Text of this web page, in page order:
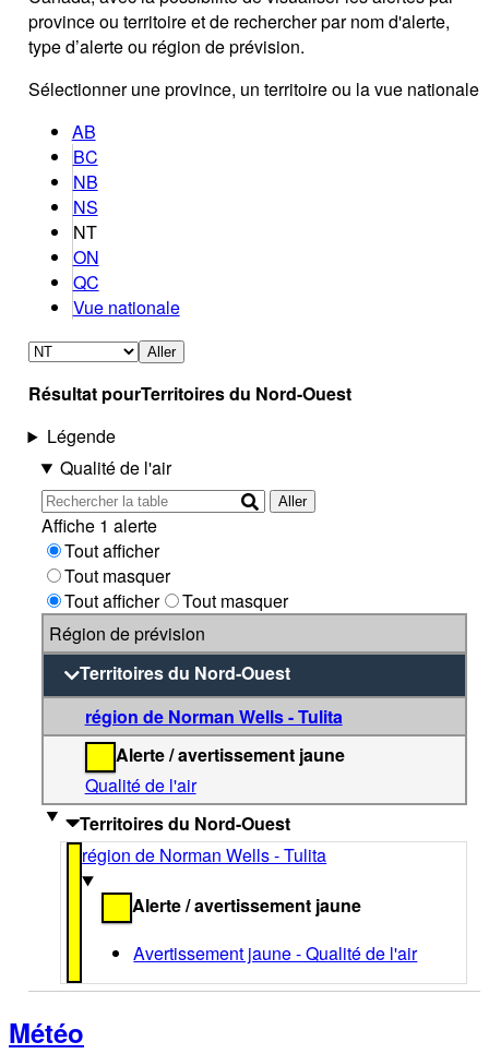
province ou territoire et de rechercher par nom d'alerte,
type d’alerte ou région de prévision.
Sélectionner une province, un territoire ou la vue nationale
AB
BC
NB
NS
NT
ON
QC
Vue nationale
Aller
Résultat pourTerritoires du Nord-Ouest
Légende
Qualité de l'air
Aller
Affiche 1 alerte
Tout afficher
Tout masquer
Tout afficher
Tout masquer
Région de prévision
Territoires du Nord-Ouest
région de Norman Wells - Tulita
Alerte / avertissement jaune
Qualité de l'air
Territoires du Nord-Ouest
région de Norman Wells - Tulita
Alerte / avertissement jaune
Avertissement jaune - Qualité de l'air
Météo